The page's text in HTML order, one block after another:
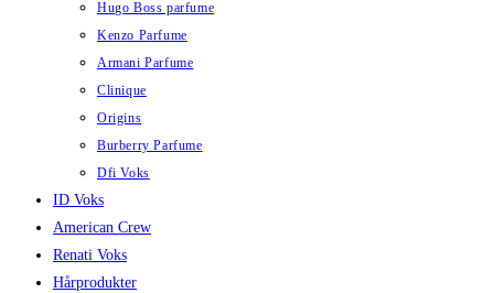
Hugo Boss parfume
Kenzo Parfume
Armani Parfume
Clinique
Origins
Burberry Parfume
Dfi Voks
ID Voks
American Crew
Renati Voks
Hårprodukter